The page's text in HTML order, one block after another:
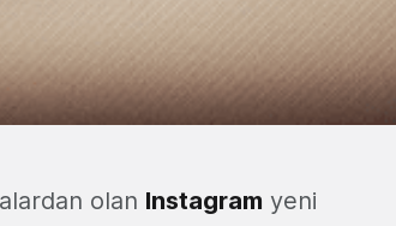
olan Instagram yeni